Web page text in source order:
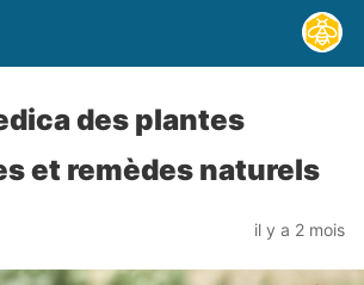
des plantes
et remèdes naturels
il y a 2 mois